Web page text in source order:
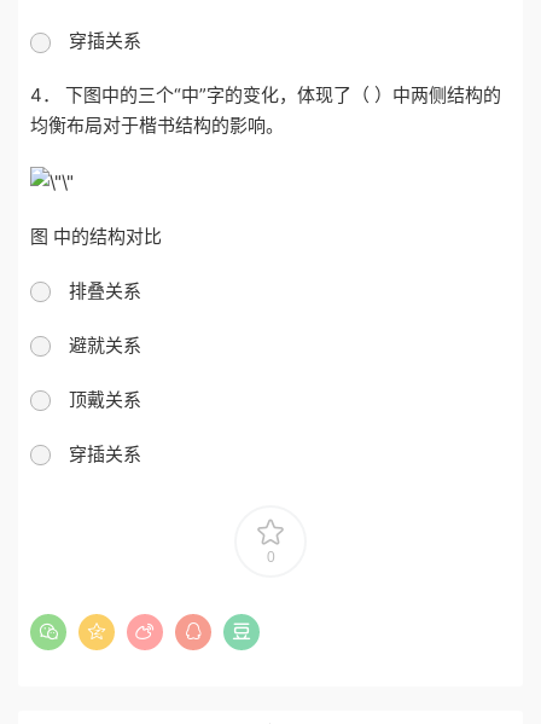
穿插关系
4． 下图中的三个“中”字的变化，体现了（ ）中两侧结构的
均衡布局对于楷书结构的影响。
图 中的结构对比
排叠关系
避就关系
顶戴关系
穿插关系
0